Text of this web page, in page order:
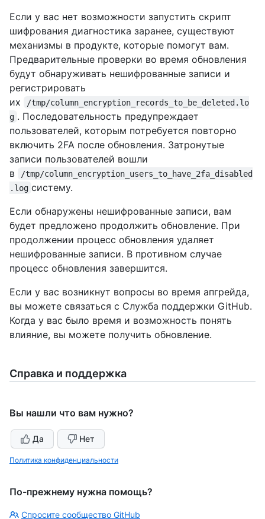
Если у вас нет возможности запустить скрипт
шифрования диагностика заранее, существуют
механизмы в продукте, которые помогут вам.
Предварительные проверки во время обновления
будут обнаруживать нешифрованные записи и
регистрировать
их
/tmp/column_encryption_records_to_be_deleted.lo
g . Последовательность предупреждает
пользователей, которым потребуется повторно
включить 2FA после обновления. Затронутые
записи пользователей вошли
в
/tmp/column_encryption_users_to_have_2fa_disabled
.log систему.
Если обнаружены нешифрованные записи, вам
будет предложено продолжить обновление. При
продолжении процесс обновления удаляет
нешифрованные записи. В противном случае
процесс обновления завершится.
Если у вас возникнут вопросы во время апгрейда,
вы можете связаться с Служба поддержки GitHub.
Когда у вас было время и возможность понять
влияние, вы можете получить обновление.
Справка и поддержка
Вы нашли что вам нужно?
Да Нет
Политика конфиденциальности
По-прежнему нужна помощь?
Спросите сообщество GitHub